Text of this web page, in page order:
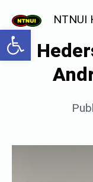
Open toolbar
content
NTNUI